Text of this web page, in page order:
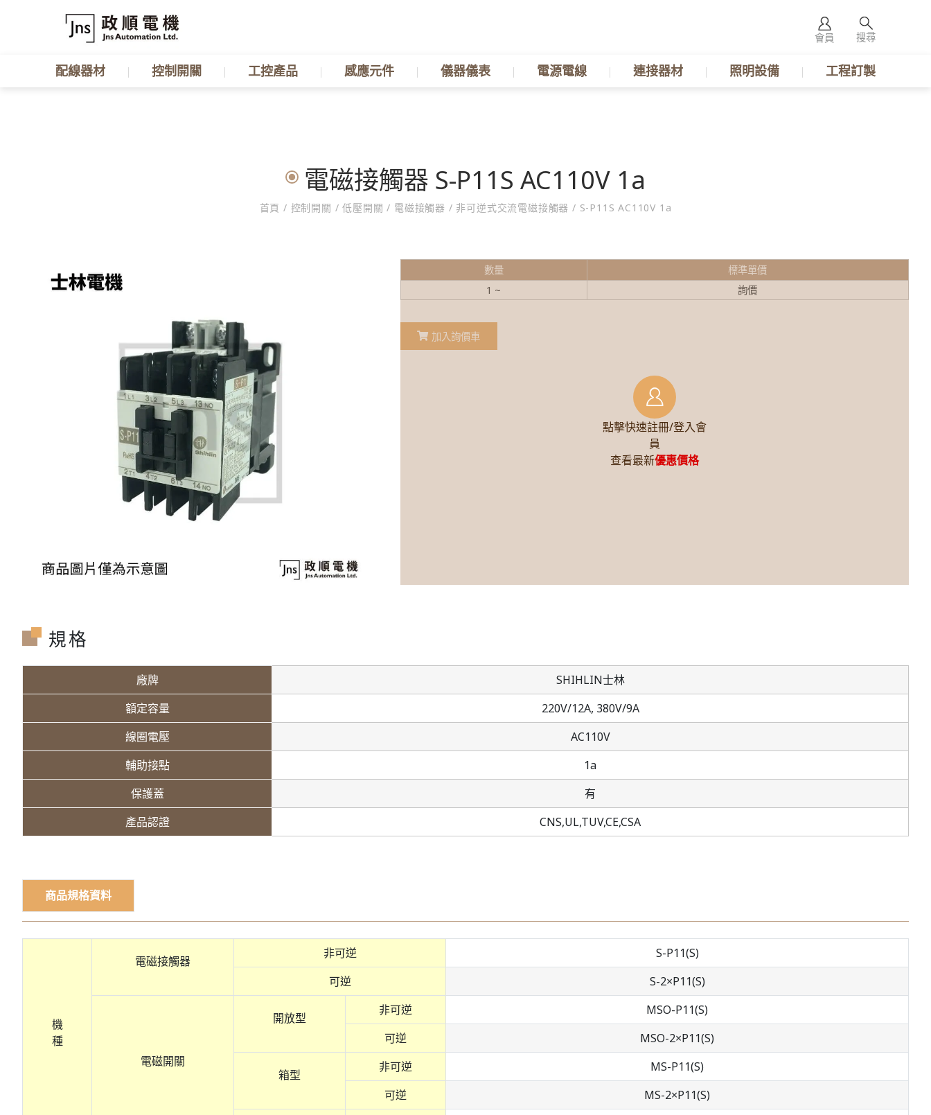
會員 搜尋
配線器材 控制開關 工控產品 感應元件 儀器儀表 電源電線 連接器材 照明設備 工程訂製
電磁接觸器 S-P11S AC110V 1a
首頁/ 控制開關 / 低壓開關/ 電磁接觸器 / 非可逆式交流電磁接觸器 / S-P11S AC110V 1a
點擊快速註冊/登入會
員
查看最新優惠價格
數量
標準單價
1 ~
詢價
加入詢價車
規格
廠牌
SHIHLIN士林
額定容量
220V/12A, 380V/9A
線圈電壓
AC110V
輔助接點
1a
保護蓋
有
產品認證
CNS,UL,TUV,CE,CSA
商品規格資料
機
種
電磁接觸器
非可逆
S-P11(S)
可逆
S-2×P11(S)
電磁開關
開放型
非可逆
MSO-P11(S)
可逆
MSO-2×P11(S)
箱型
非可逆
MS-P11(S)
可逆
MS-2×P11(S)